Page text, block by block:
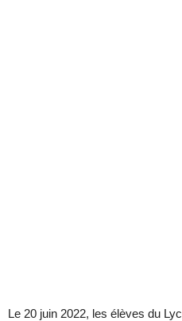
Le 20 juin 2022, les élèves du